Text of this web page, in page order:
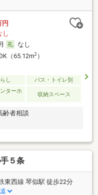
円
し
なし
（65.12m2）
し バス・トイレ別
ターホ
収納スペース
齢者相談
５条
東西線 琴似駅 徒歩22分